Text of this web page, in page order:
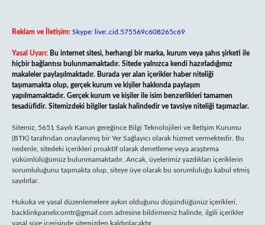
Reklam ve İletişim: Skype: live:.cid.575569c608265c69
Yasal Uyarı: Bu internet sitesi, herhangi bir marka, kurum veya şahıs şirketi ile
hiçbir bağlantısı bulunmamaktadır. Sitede yalnızca kendi hazırladığımız
makaleler paylaşılmaktadır. Burada yer alan içerikler haber niteliği
taşımamakta olup, gerçek kurum ve kişiler hakkında paylaşım
yapılmamaktadır. Gerçek kurum ve kişiler ile isim benzerlikleri tamamen
tesadüfidir. Sitemizdeki bilgiler taslak halindedir ve tavsiye niteliği taşımazlar.
Sitemiz, 5651 Sayılı Kanun gereğince Bilgi Teknolojileri ve İletişim Kurumu
(BTK) tarafından onaylanmış bir Yer Sağlayıcı olarak hizmet vermektedir. Bu
nedenle, sitedeki içerikleri proaktif olarak denetleme veya araştırma
yükümlülüğümüz bulunmamaktadır. Ancak, üyelerimiz yazdıkları içeriklerin
sorumluluğunu taşımakta olup, siteye üye olarak bu sorumluluğu kabul etmiş
sayılırlar.
Hukuka ve yasal düzenlemelere aykırı olduğunu düşündüğünüz içerikleri,
backlinkpanelicomtr@gmail.com adresine bildirmeniz halinde, ilgili içerikler
yasal süre içerisinde sitemizden kaldırılacaktır.